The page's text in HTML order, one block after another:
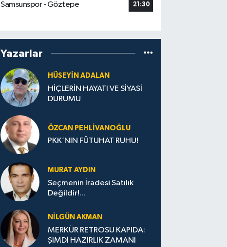
Samsunspor - Göztepe
21:30
Yazarlar
HÜSEYIN ADALAN
HİÇLERİN HAYATI VE SİYASİ
DURUMU
ÖZCAN PEHLIVANOĞLU
PKK’NIN FÜTUHAT RUHU!
MURAT AYDIN
Seçmenin İradesi Satılık
Değildir!...
NILGÜN AKMAN
MERKÜR RETROSU KAPIDA:
ŞİMDİ HAZIRLIK ZAMANI